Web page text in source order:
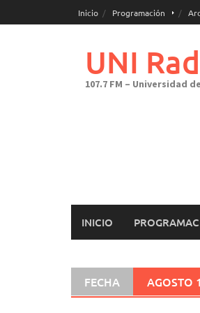
al
Inicio Programación
UNI
107.7 FM – Universidad
INICIO
FECHA AGOSTO